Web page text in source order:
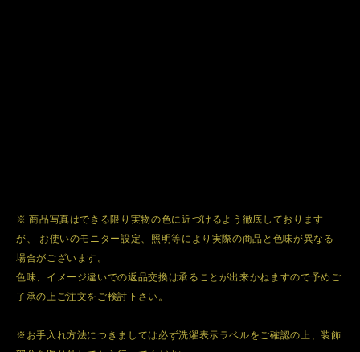
※ 商品写真はできる限り実物の色に近づけるよう徹底しております
が、 お使いのモニター設定、照明等により実際の商品と色味が異なる
場合がございます。
色味、イメージ違いでの返品交換は承ることが出来かねますので予めご
了承の上ご注文をご検討下さい。
※お手入れ方法につきましては必ず洗濯表示ラベルをご確認の上、装飾